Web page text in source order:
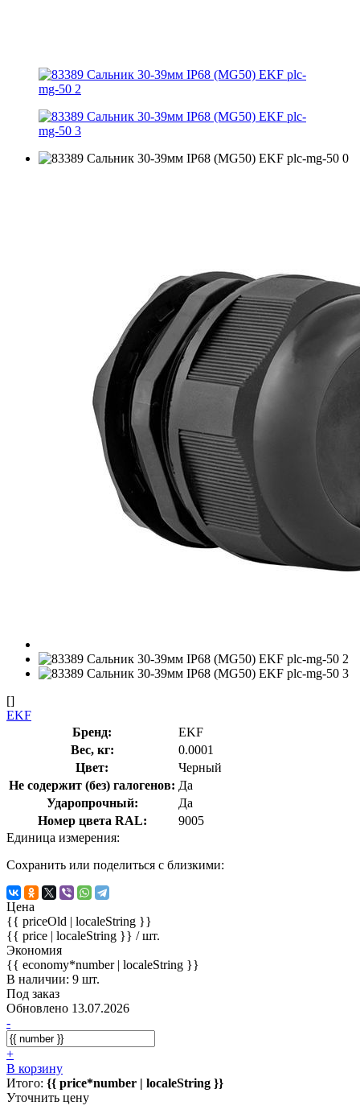
[]
EKF
Бренд:
EKF
Вес, кг:
0.0001
Цвет:
Черный
Не содержит (без) галогенов: Да
Ударопрочный:
Да
Номер цвета RAL:
9005
Единица измерения:
Сохранить или поделиться с близкими:
Цена
{{ priceOld | localeString }}
{{ price | localeString }} / шт.
Экономия
{{ economy*number | localeString }}
В наличии: 9 шт.
Под заказ
Обновлено 13.07.2026
-
+
В корзину
Итого: {{ price*number | localeString }}
Уточнить цену